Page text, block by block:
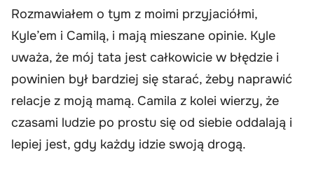
Rozmawiałem o tym z moimi przyjaciółmi,
Kyle’em i Camilą, i mają mieszane opinie. Kyle
uważa, że mój tata jest całkowicie w błędzie i
powinien był bardziej się starać, żeby naprawić
relacje z moją mamą. Camila z kolei wierzy, że
czasami ludzie po prostu się od siebie oddalają i
lepiej jest, gdy każdy idzie swoją drogą.